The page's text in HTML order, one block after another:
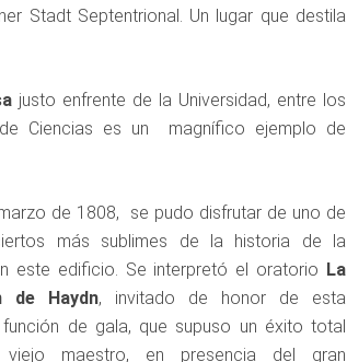
Stadt Septentrional. Un lugar que destila
justo enfrente de la Universidad, entre los
Ciencias es un magnífico ejemplo de
de 1808, se pudo disfrutar de uno de
más sublimes de la historia de la
este edificio. Se interpretó el oratorio La
de Haydn, invitado de honor de esta
de gala, que supuso un éxito total
maestro, en presencia del gran